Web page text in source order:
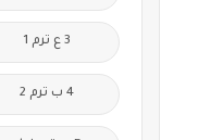
3 ع ترم 1
4 ب ترم 2